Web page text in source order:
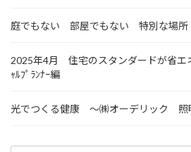
庭でもない 部屋でもない 特別な場
2025年4月 住宅のスタンダードが省エ
ｬﾙﾌﾟﾗﾝﾅｰ編
光でつくる健康 ～㈱オーデリック 照